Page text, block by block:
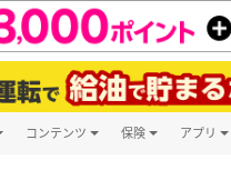
コンテンツ 保険 アプリ